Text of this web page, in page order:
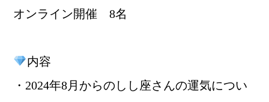
オンライン開催 8名
内容
・2024年8月からのしし座さんの運気につい